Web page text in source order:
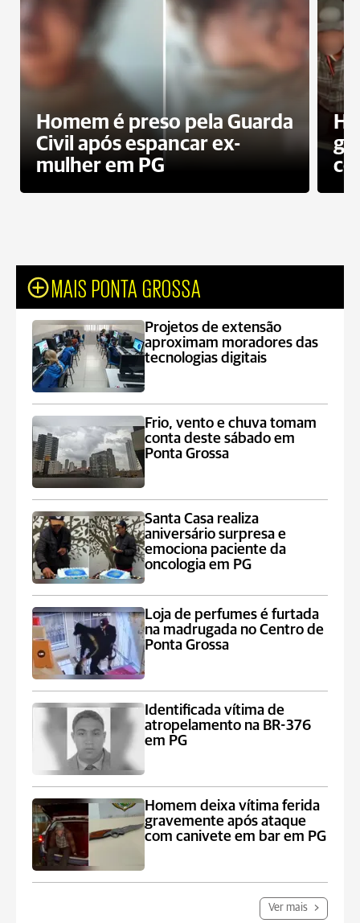
Homem é preso pela Guarda
Civil após espancar ex-
mulher em PG
MAIS PONTA GROSSA
Projetos de extensão
aproximam moradores das
tecnologias digitais
Frio, vento e chuva tomam
conta deste sábado em
Ponta Grossa
Santa Casa realiza
aniversário surpresa e
emociona paciente da
oncologia em PG
Loja de perfumes é furtada
na madrugada no Centro de
Ponta Grossa
Identificada vítima de
atropelamento na BR-376
em PG
Homem deixa vítima ferida
gravemente após ataque
com canivete em bar em PG
Ver mais